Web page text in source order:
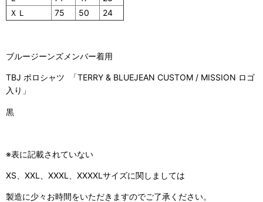
ＸＬ
75 50 24
ブルージーンズメンバー着用
TBJ ポロシャツ 「TERRY & BLUEJEAN CUSTOM / MISSION ロゴ
入り」
黒
※表に記載されていない
XS、XXL、XXXL、XXXXLサイズに関しましては
製造に少々お時間をいただきますのでご了承ください。